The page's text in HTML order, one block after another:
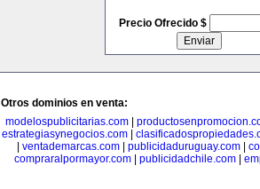
Precio Ofrecido $
Otros dominios en venta:
modelospublicitarias.com
estrategiasynegocios.com|
ventademarcas.com publicidaduruguay.com
compraralpormayor.com| publicidadchile.com|